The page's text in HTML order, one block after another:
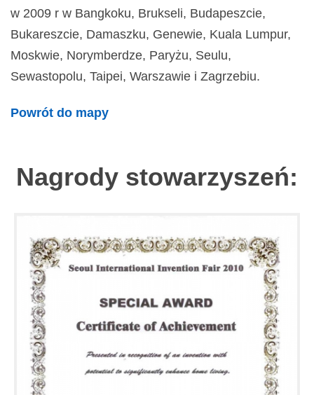
w 2009 r w Bangkoku, Brukseli, Budapeszcie,
Bukareszcie, Damaszku, Genewie, Kuala Lumpur,
Moskwie, Norymberdze, Paryżu, Seulu,
Sewastopolu, Taipei, Warszawie i Zagrzebiu.
Powrót do mapy
Nagrody stowarzyszeń: